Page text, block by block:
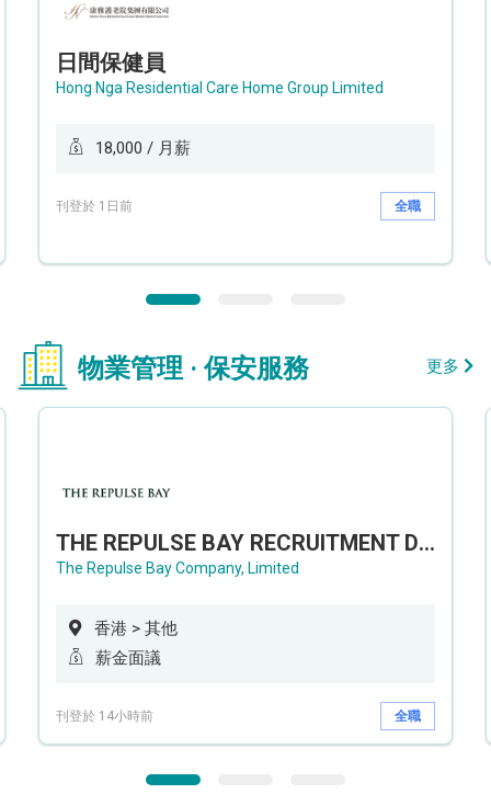
日間保健員
Hong Nga Residential Care Home Group Limited
18,000 / 月薪
刊登於 1日前 全職
物業管理 · 保安服務 更多
THE REPULSE BAY RECRUITMENT DAY 淺水灣影灣園人才招聘會
The Repulse Bay Company, Limited
香港 > 其他
薪金面議
刊登於 14小時前 全職